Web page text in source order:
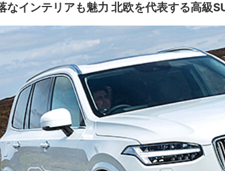
なインテリアも魅力 北欧を代表する高級